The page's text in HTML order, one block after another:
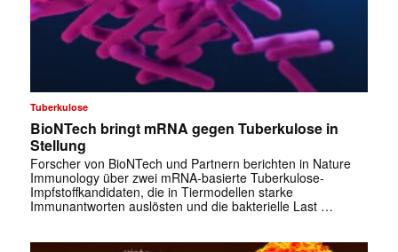
Tuberkulose
BioNTech bringt mRNA gegen Tuberkulose in
Stellung
Forscher von BioNTech und Partnern berichten in Nature
Immunology über zwei mRNA-basierte Tuberkulose-
Impfstoffkandidaten, die in Tiermodellen starke
Immunantworten auslösten und die bakterielle Last …